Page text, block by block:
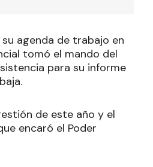
agenda de trabajo en
tomó el mando del
para su informe
de este año y el
encaró el Poder